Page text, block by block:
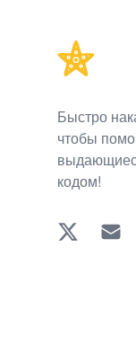
Быстро
чтобы
кодом!
Twitter EMAIL